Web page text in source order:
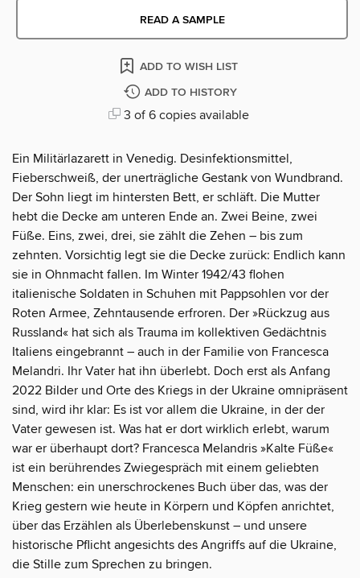
READ A SAMPLE
ADD TO WISH LIST
ADD TO HISTORY
3 of 6 copies available
Ein Militärlazarett in Venedig. Desinfektionsmittel,
Fieberschweiß, der unerträgliche Gestank von Wundbrand.
Der Sohn liegt im hintersten Bett, er schläft. Die Mutter
hebt die Decke am unteren Ende an. Zwei Beine, zwei
Füße. Eins, zwei, drei, sie zählt die Zehen – bis zum
zehnten. Vorsichtig legt sie die Decke zurück: Endlich kann
sie in Ohnmacht fallen. Im Winter 1942/43 flohen
italienische Soldaten in Schuhen mit Pappsohlen vor der
Roten Armee, Zehntausende erfroren. Der »Rückzug aus
Russland« hat sich als Trauma im kollektiven Gedächtnis
Italiens eingebrannt – auch in der Familie von Francesca
Melandri. Ihr Vater hat ihn überlebt. Doch erst als Anfang
2022 Bilder und Orte des Kriegs in der Ukraine omnipräsent
sind, wird ihr klar: Es ist vor allem die Ukraine, in der der
Vater gewesen ist. Was hat er dort wirklich erlebt, warum
war er überhaupt dort? Francesca Melandris »Kalte Füße«
ist ein berührendes Zwiegespräch mit einem geliebten
Menschen: ein unerschrockenes Buch über das, was der
Krieg gestern wie heute in Körpern und Köpfen anrichtet,
über das Erzählen als Überlebenskunst – und unsere
historische Pflicht angesichts des Angriffs auf die Ukraine,
die Stille zum Sprechen zu bringen.